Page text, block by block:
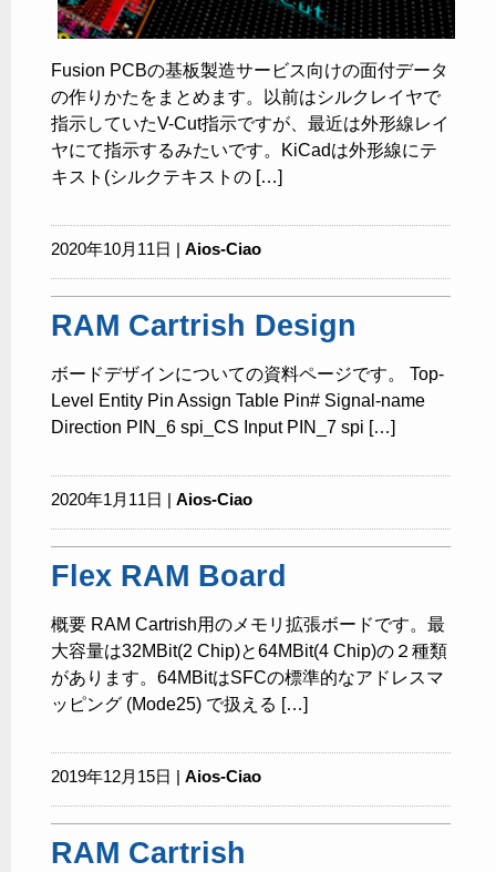
Fusion PCBの基板製造サービス向けの面付データ
の作りかたをまとめます。以前はシルクレイヤで
指示していたV-Cut指示ですが、最近は外形線レイ
ヤにて指示するみたいです。KiCadは外形線にテ
キスト(シルクテキストの […]
2020年10月11日 | Aios-Ciao
RAM Cartrish Design
ボードデザインについての資料ページです。 Top-
Level Entity Pin Assign Table Pin# Signal-name
Direction PIN_6 spi_CS Input PIN_7 spi […]
2020年1月11日 | Aios-Ciao
Flex RAM Board
概要 RAM Cartrish用のメモリ拡張ボードです。最
大容量は32MBit(2 Chip)と64MBit(4 Chip)の２種類
があります。64MBitはSFCの標準的なアドレスマ
ッピング (Mode25) で扱える […]
2019年12月15日 | Aios-Ciao
RAM Cartrish